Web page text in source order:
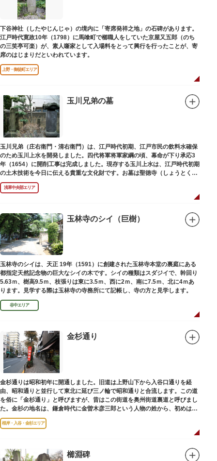
下谷神社（したやじんじゃ）の境内に「寄席発祥之地」の石碑があります。
江戸時代寛政10年（1798）に馬喰町で櫛職人をしていた京屋又五郎（のち
の三笑亭可楽）が、素人噺家として入場料をとって興行を行ったことが、寄
席のはじまりだといわれています。
上野・御徒町エリア
玉川兄弟の墓
玉川兄弟（庄右衛門・清右衛門）は、江戸時代初期、江戸市民の飲料水確保
のため玉川上水を開発しました。四代将軍将軍家綱の頃、幕命が下り承応3
年（1654）に開削工事は完成しました。現存する玉川上水は、江戸時代初期
の土木技術を今日に伝える貴重な文化財です。お墓は聖徳寺（しょうとく
じ）にあります。
浅草中央部エリア
玉林寺のシイ（巨樹）
玉林寺のシイは、天正 19年（1591）に創建された玉林寺本堂の裏庭にある
都指定天然記念物の巨大なシイの木です。シイの種類はスダジイで、幹回り
5.63ｍ、樹高9.5ｍ、枝張りは東に3.5ｍ、西に2ｍ、南に7.5ｍ、北に4ｍあ
ります。見学する際は玉林寺の寺務所にて記帳し、寺の方と見学します。
谷中エリア
金杉通り
金杉通りは昭和初年に開通しました。旧道は上野山下から入谷口通りを経
由、昭和通りと並行して東北に延び三ノ輪で昭和通りと合流します。この道
を俗に「金杉通り」と呼びますが、昔はこの街道を奥州街道裏道と呼びまし
た。金杉の地名は、鎌倉時代に金曽木彦三郎という人物の姓から、初めは金
曽木、それが金杉に変わったものとされています。
根岸・入谷・金杉エリア
櫛淵碑